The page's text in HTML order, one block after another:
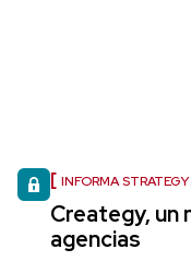
INFORMA
Creategy, un
agencias